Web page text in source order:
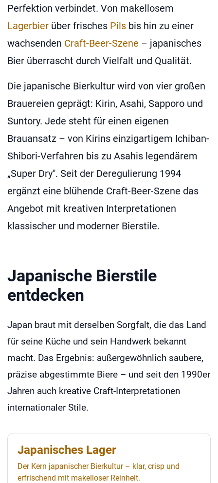
Perfektion verbindet. Von makellosem
Lagerbier über frisches Pils bis hin zu einer
wachsenden Craft-Beer-Szene – japanisches
Bier überrascht durch Vielfalt und Qualität.
Die japanische Bierkultur wird von vier großen
Brauereien geprägt: Kirin, Asahi, Sapporo und
Suntory. Jede steht für einen eigenen
Brauansatz – von Kirins einzigartigem Ichiban-
Shibori-Verfahren bis zu Asahis legendärem
„Super Dry". Seit der Deregulierung 1994
ergänzt eine blühende Craft-Beer-Szene das
Angebot mit kreativen Interpretationen
klassischer und moderner Bierstile.
Japanische Bierstile
entdecken
Japan braut mit derselben Sorgfalt, die das Land
für seine Küche und sein Handwerk bekannt
macht. Das Ergebnis: außergewöhnlich saubere,
präzise abgestimmte Biere – und seit den 1990er
Jahren auch kreative Craft-Interpretationen
internationaler Stile.
Japanisches Lager
Der Kern japanischer Bierkultur – klar, crisp und
erfrischend mit makelloser Reinheit.